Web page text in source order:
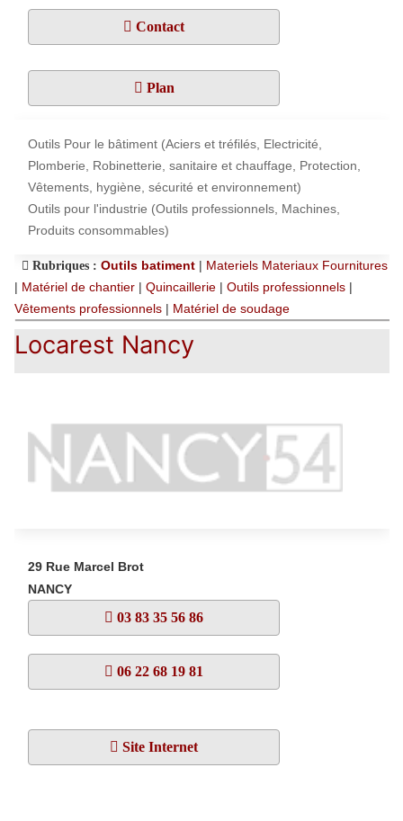
Contact
Plan
Outils Pour le bâtiment (Aciers et tréfilés, Electricité,
Plomberie, Robinetterie, sanitaire et chauffage, Protection,
Vêtements, hygiène, sécurité et environnement)
Outils pour l'industrie (Outils professionnels, Machines,
Produits consommables)
Rubriques : Outils batiment | Materiels Materiaux Fournitures
| Matériel de chantier | Quincaillerie | Outils professionnels |
Vêtements professionnels | Matériel de soudage
Locarest Nancy
29 Rue Marcel Brot
NANCY
03 83 35 56 86
06 22 68 19 81
Site Internet